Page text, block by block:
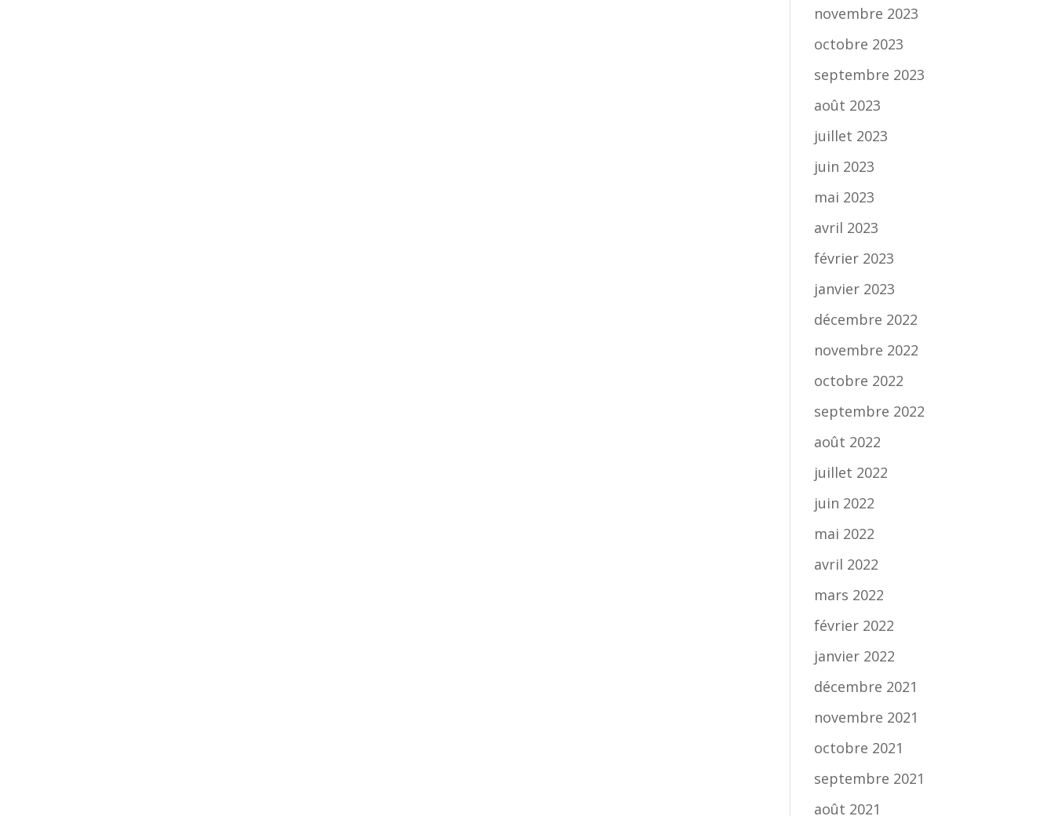
novembre 2023
octobre 2023
septembre 2023
août 2023
juillet 2023
juin 2023
mai 2023
avril 2023
février 2023
janvier 2023
décembre 2022
novembre 2022
octobre 2022
septembre 2022
août 2022
juillet 2022
juin 2022
mai 2022
avril 2022
mars 2022
février 2022
janvier 2022
décembre 2021
novembre 2021
octobre 2021
septembre 2021
août 2021